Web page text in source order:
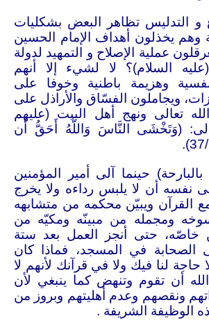
و التدليس تظاهر البعض بشكليات
وهم يخذلون أهداف الإمام الحسين
عملية الإصلاح و التمهيد لدولة
(عليه السلام)؟ لا لشيء إلا أنهم
وهزيمة باطنية وخوفا على
ويجاملون الفسّاق والأراذل على
تعالى ونهج أهل البيت (عليهم
(وَتَخْشَى النَّاسَ وَاللَّهُ أَحَقُّ أَن
.
بالبارحة) حينما آلى أمير المؤمنين
نفسه أن لا يلبس رداءه ولا يخرج
القرآن ويبيّن محكمه من متشابهه
ومجمله من مبينّه ومكيّه من
خاصّه، حتى أنجز العمل بعد ستة
الصحابة في المسجد، فماذا كان
حاجة لنا فيك ولا في قرآنك لأنهم لا
أن تقوم وتنهض كما ينبغي لأن
ونقصهم وعدم أهليتهم وبروز من
الوظيفة الشريفة .